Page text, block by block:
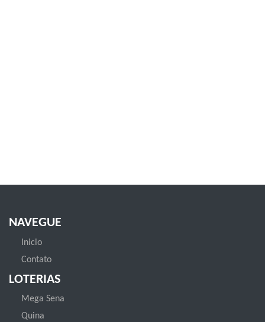
NAVEGUE
Inicio
Contato
LOTERIAS
Mega Sena
Quina